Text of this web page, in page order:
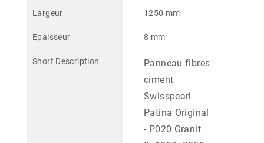
Largeur 1250 mm
Epaisseur 8 mm
Short Description
Panneau fibres
ciment
Swisspearl
Patina Original
- P020 Granit